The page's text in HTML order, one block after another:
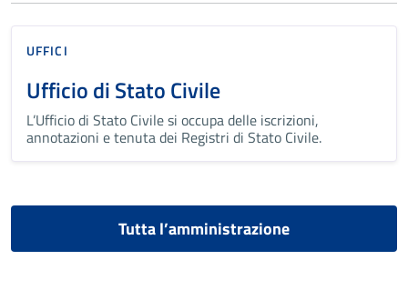
UFFICI
Ufficio di Stato Civile
L’Ufficio di Stato Civile si occupa delle iscrizioni,
annotazioni e tenuta dei Registri di Stato Civile.
Tutta l’amministrazione